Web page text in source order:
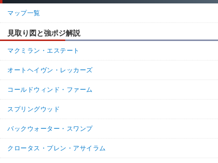
マップ一覧
見取り図と強ポジ解説
マクミラン・エステート
オートヘイヴン・レッカーズ
コールドウィンド・ファーム
スプリングウッド
バックウォーター・スワンプ
クロータス・プレン・アサイラム